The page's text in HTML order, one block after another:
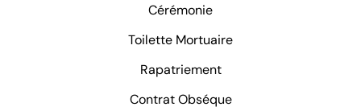
Cérémonie
Toilette Mortuaire
Rapatriement
Contrat Obséque